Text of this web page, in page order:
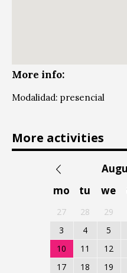
More info:
Modalidad: presencial
More activities
mo
tu we
27 28 29
3
4 5
10
11 12
17
18 19